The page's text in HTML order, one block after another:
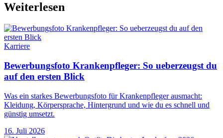
Weiterlesen
Karriere
Bewerbungsfoto Krankenpfleger: So ueberzeugst du
auf den ersten Blick
Was ein starkes Bewerbungsfoto für Krankenpfleger ausmacht:
Kleidung, Körpersprache, Hintergrund und wie du es schnell und
günstig umsetzt.
16. Juli 2026